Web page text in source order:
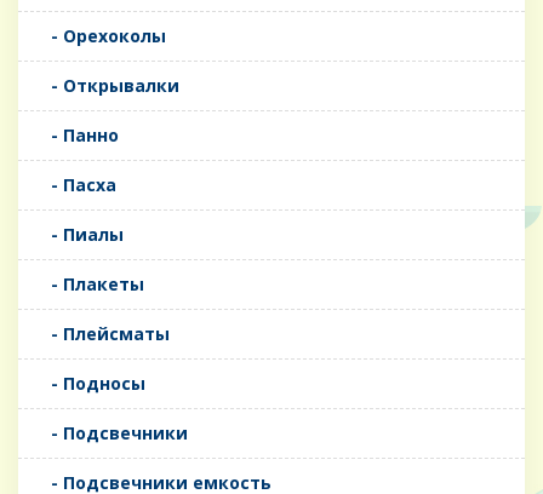
- Орехоколы
- Открывалки
- Панно
- Пасха
- Пиалы
- Плакеты
- Плейсматы
- Подносы
- Подсвечники
- Подсвечники емкость